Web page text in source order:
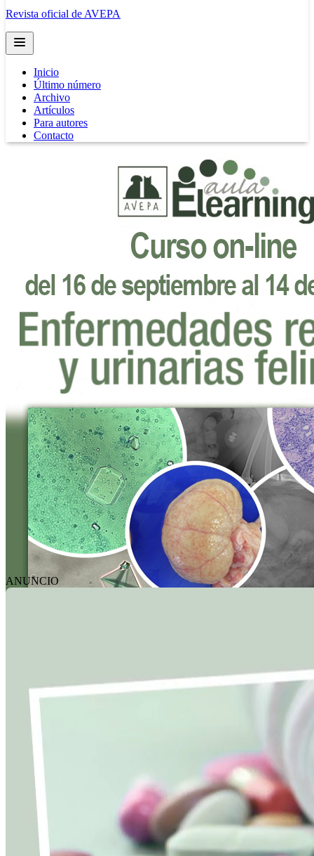
Revista oficial de AVEPA
Open main menu
Inicio
Último número
Archivo
Artículos
Para autores
Contacto
ANUNCIO